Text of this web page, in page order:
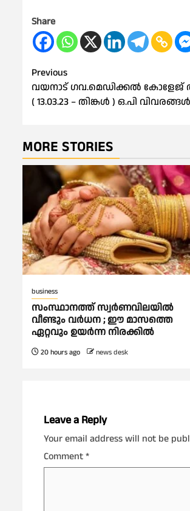
Share
Post
navigation
Previous
വയനാട് ഗവ.മെഡിക്കൽ
( 13.03.23 – തിങ്കൾ ) ഒ.പി വിവരങ്ങൾ
MORE STORIES
business
സംസ്ഥാനത്ത് സ്വര്‍ണവിലയില്‍
വീണ്ടും വര്‍ധന ; ഈ മാസത്തെ
ഏറ്റവും ഉയര്‍ന്ന നിരക്കില്‍
20 hours ago news desk
Leave a Reply
Your email address will not be
Comment*